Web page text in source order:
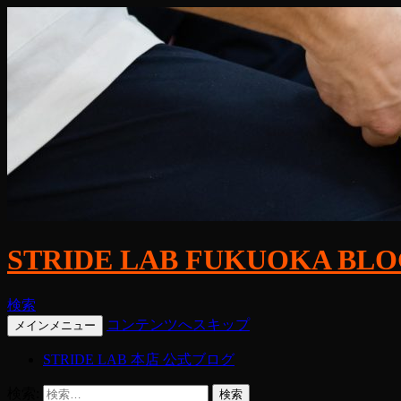
STRIDE LAB FUKUOKA
検索
メインメニュー コンテンツへスキップ
STRIDE LAB 本店 公式ブログ